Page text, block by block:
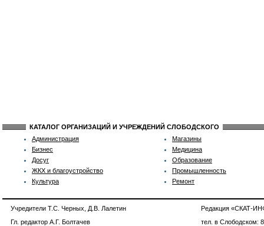
КАТАЛОГ ОРГАНИЗАЦИЙ И УЧРЕЖДЕНИЙ СЛОБОДСКОГО
Администрация
Бизнес
Досуг
ЖКХ и благоустройство
Культура
Магазины
Медицина
Образование
Промышленность
Ремонт
Учредители Т.С. Черных, Д.В. Лалетин
Гл. редактор А.Г. Болтачев
Редакция «СКАТ-
тел. в Слободском: